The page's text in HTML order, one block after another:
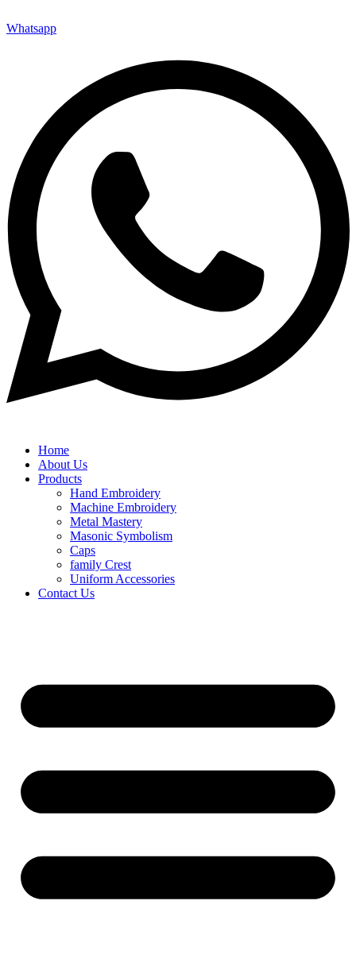
Whatsapp
Home
About Us
Products
Hand Embroidery
Machine Embroidery
Metal Mastery
Masonic Symbolism
Caps
family Crest
Uniform Accessories
Contact Us